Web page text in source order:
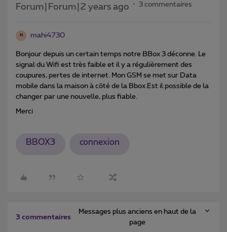
Forum|Forum|2 years ago 3 commentaires
M mahi4730
Bonjour depuis un certain temps notre BBox 3 déconne. Le
signal du Wifi est très faible et il y a régulièrement des
coupures, pertes de internet. Mon GSM se met sur Data
mobile dans la maison à côté de la Bbox.Est il possible de la
changer par une nouvelle, plus fiable.
Merci
BBOX3 connexion
3 commentaires
Messages plus anciens en haut de la
page